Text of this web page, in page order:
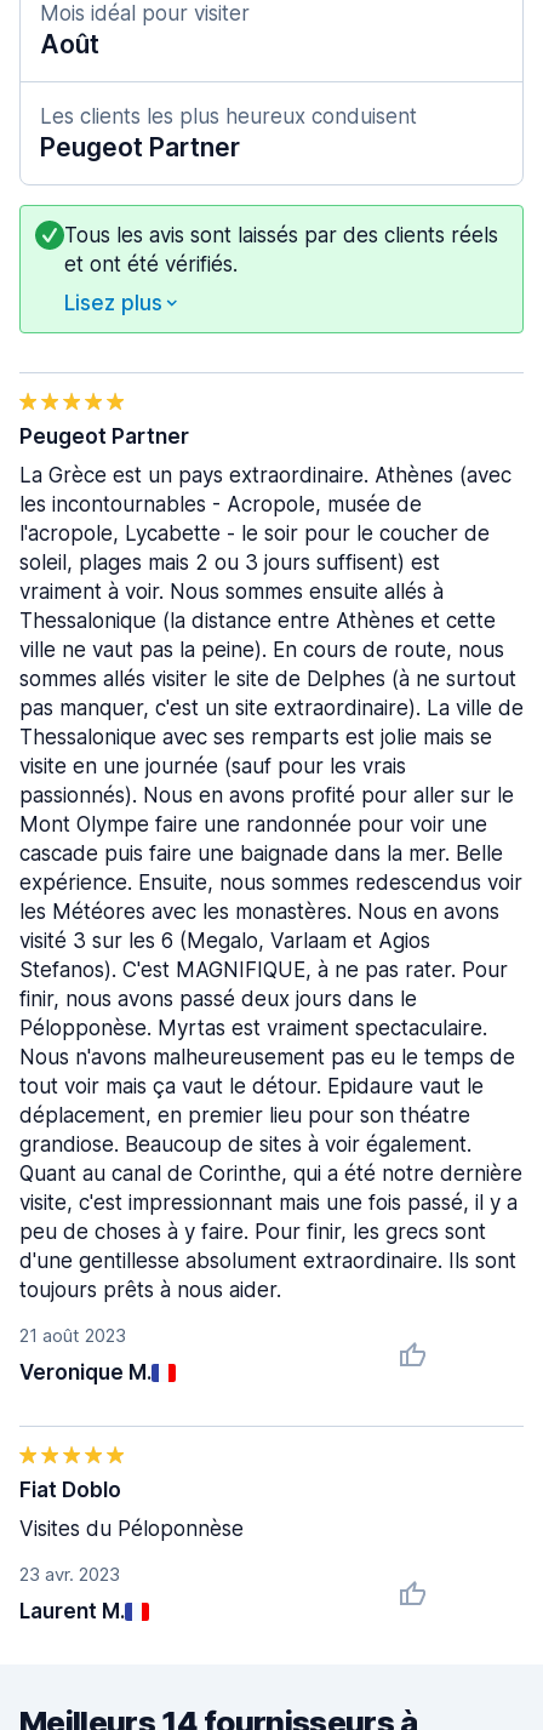
Mois idéal pour visiter
Août
Les clients les plus heureux conduisent
Peugeot Partner
Tous les avis sont laissés par des clients réels
et ont été vérifiés.
Lisez plus
21 août 2023
Veronique M.
Peugeot Partner
La Grèce est un pays extraordinaire. Athènes (avec
les incontournables - Acropole, musée de
l'acropole, Lycabette - le soir pour le coucher de
soleil, plages mais 2 ou 3 jours suffisent) est
vraiment à voir. Nous sommes ensuite allés à
Thessalonique (la distance entre Athènes et cette
ville ne vaut pas la peine). En cours de route, nous
sommes allés visiter le site de Delphes (à ne surtout
pas manquer, c'est un site extraordinaire). La ville de
Thessalonique avec ses remparts est jolie mais se
visite en une journée (sauf pour les vrais
passionnés). Nous en avons profité pour aller sur le
Mont Olympe faire une randonnée pour voir une
cascade puis faire une baignade dans la mer. Belle
expérience. Ensuite, nous sommes redescendus voir
les Météores avec les monastères. Nous en avons
visité 3 sur les 6 (Megalo, Varlaam et Agios
Stefanos). C'est MAGNIFIQUE, à ne pas rater. Pour
finir, nous avons passé deux jours dans le
Pélopponèse. Myrtas est vraiment spectaculaire.
Nous n'avons malheureusement pas eu le temps de
tout voir mais ça vaut le détour. Epidaure vaut le
déplacement, en premier lieu pour son théatre
grandiose. Beaucoup de sites à voir également.
Quant au canal de Corinthe, qui a été notre dernière
visite, c'est impressionnant mais une fois passé, il y a
peu de choses à y faire. Pour finir, les grecs sont
d'une gentillesse absolument extraordinaire. Ils sont
toujours prêts à nous aider.
23 avr. 2023
Laurent M.
Fiat Doblo
Visites du Péloponnèse
Meilleurs 14 fournisseurs à